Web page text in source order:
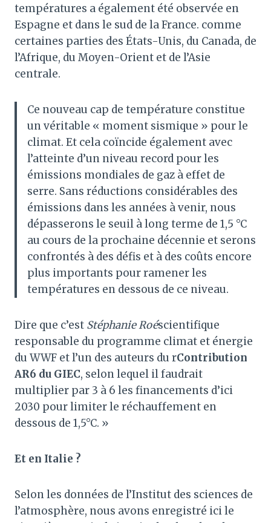
températures a également été observée en
Espagne et dans le sud de la France. comme
certaines parties des États-Unis, du Canada, de
l’Afrique, du Moyen-Orient et de l’Asie
centrale.
Ce nouveau cap de température constitue
un véritable « moment sismique » pour le
climat. Et cela coïncide également avec
l’atteinte d’un niveau record pour les
émissions mondiales de gaz à effet de
serre. Sans réductions considérables des
émissions dans les années à venir, nous
dépasserons le seuil à long terme de 1,5 °C
au cours de la prochaine décennie et serons
confrontés à des défis et à des coûts encore
plus importants pour ramener les
températures en dessous de ce niveau.
Dire que c’est Stéphanie Roéscientifique
responsable du programme climat et énergie
du WWF et l’un des auteurs du rContribution
AR6 du GIEC, selon lequel il faudrait
multiplier par 3 à 6 les financements d’ici
2030 pour limiter le réchauffement en
dessous de 1,5°C. »
Et en Italie ?
Selon les données de l’Institut des sciences de
l’atmosphère, nous avons enregistré ici le